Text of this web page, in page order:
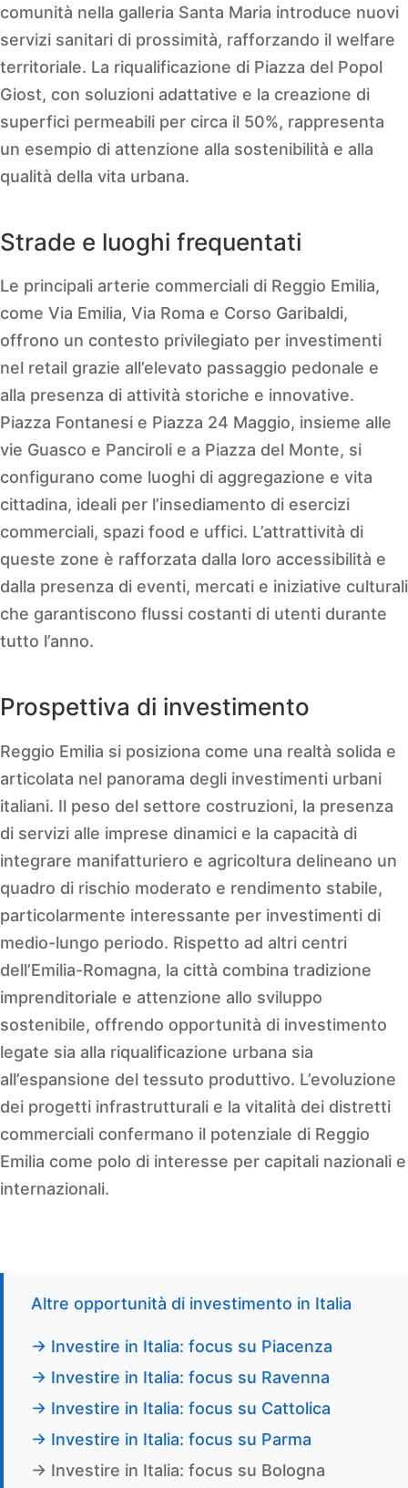
comunità nella galleria Santa Maria introduce nuovi
servizi sanitari di prossimità, rafforzando il welfare
territoriale. La riqualificazione di Piazza del Popol
Giost, con soluzioni adattative e la creazione di
superfici permeabili per circa il 50%, rappresenta
un esempio di attenzione alla sostenibilità e alla
qualità della vita urbana.
Strade e luoghi frequentati
Le principali arterie commerciali di Reggio Emilia,
come Via Emilia, Via Roma e Corso Garibaldi,
offrono un contesto privilegiato per investimenti
nel retail grazie all’elevato passaggio pedonale e
alla presenza di attività storiche e innovative.
Piazza Fontanesi e Piazza 24 Maggio, insieme alle
vie Guasco e Panciroli e a Piazza del Monte, si
configurano come luoghi di aggregazione e vita
cittadina, ideali per l’insediamento di esercizi
commerciali, spazi food e uffici. L’attrattività di
queste zone è rafforzata dalla loro accessibilità e
dalla presenza di eventi, mercati e iniziative culturali
che garantiscono flussi costanti di utenti durante
tutto l’anno.
Prospettiva di investimento
Reggio Emilia si posiziona come una realtà solida e
articolata nel panorama degli investimenti urbani
italiani. Il peso del settore costruzioni, la presenza
di servizi alle imprese dinamici e la capacità di
integrare manifatturiero e agricoltura delineano un
quadro di rischio moderato e rendimento stabile,
particolarmente interessante per investimenti di
medio-lungo periodo. Rispetto ad altri centri
dell’Emilia-Romagna, la città combina tradizione
imprenditoriale e attenzione allo sviluppo
sostenibile, offrendo opportunità di investimento
legate sia alla riqualificazione urbana sia
all’espansione del tessuto produttivo. L’evoluzione
dei progetti infrastrutturali e la vitalità dei distretti
commerciali confermano il potenziale di Reggio
Emilia come polo di interesse per capitali nazionali e
internazionali.
Altre opportunità di investimento in Italia
→ Investire in Italia: focus su Piacenza
→ Investire in Italia: focus su Ravenna
→ Investire in Italia: focus su Cattolica
→ Investire in Italia: focus su Parma
→ Investire in Italia: focus su Bologna